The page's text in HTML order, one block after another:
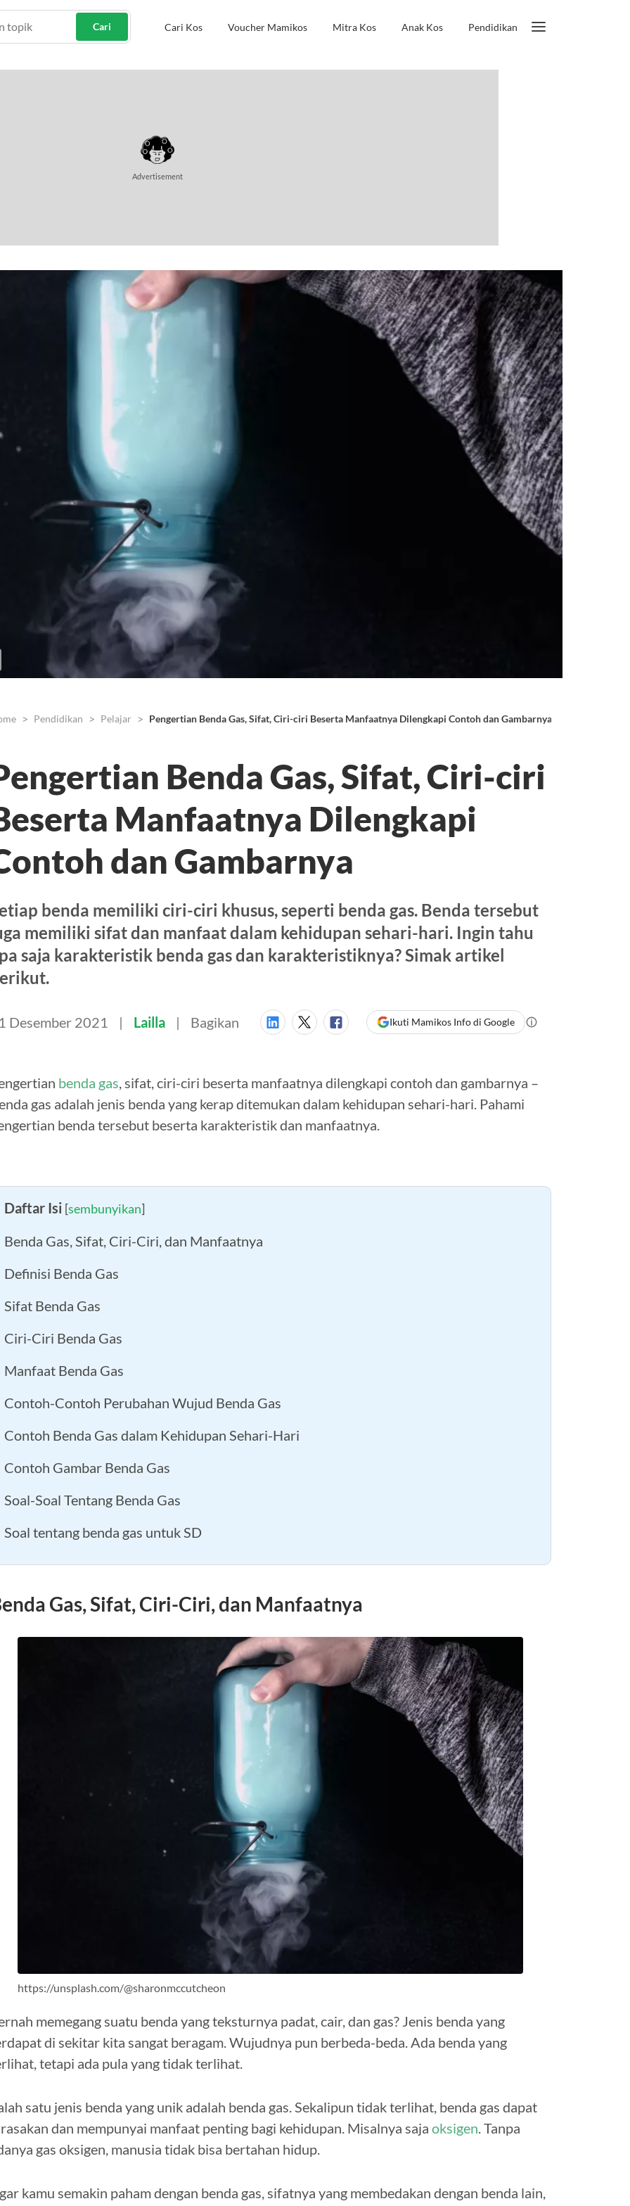
Cari Cari Kos Voucher Mamikos Mitra Kos Anak Kos Pendidikan
Advertisement
Pendidikan Pelajar Pengertian Benda Gas, Sifat, Ciri-ciri Beserta Manfaatnya Dilengkapi Contoh dan Gambarnya
Benda Gas, Sifat, Ciri-ciri
Manfaatnya Dilengkapi
dan Gambarnya
benda memiliki ciri-ciri khusus, seperti benda gas. Benda tersebut
memiliki sifat dan manfaat dalam kehidupan sehari-hari. Ingin tahu
saja karakteristik benda gas dan karakteristiknya? Simak artikel
Desember 2021 Lailla Bagikan Ikuti Mamikos Info di Google
benda gas , sifat, ciri-ciri beserta manfaatnya dilengkapi contoh dan gambarnya –
gas adalah jenis benda yang kerap ditemukan dalam kehidupan sehari-hari. Pahami
benda tersebut beserta karakteristik dan manfaatnya.
Daftar Isi [sembunyikan]
Benda Gas, Sifat, Ciri-Ciri, dan Manfaatnya
Definisi Benda Gas
Sifat Benda Gas
Ciri-Ciri Benda Gas
Manfaat Benda Gas
Contoh-Contoh Perubahan Wujud Benda Gas
Contoh Benda Gas dalam Kehidupan Sehari-Hari
Contoh Gambar Benda Gas
Soal-Soal Tentang Benda Gas
Soal tentang benda gas untuk SD
Gas, Sifat, Ciri-Ciri, dan Manfaatnya
https://unsplash.com/@sharonmccutcheon
memegang suatu benda yang teksturnya padat, cair, dan gas? Jenis benda yang
di sekitar kita sangat beragam. Wujudnya pun berbeda-beda. Ada benda yang
tetapi ada pula yang tidak terlihat.
satu jenis benda yang unik adalah benda gas. Sekalipun tidak terlihat, benda gas dapat
dan mempunyai manfaat penting bagi kehidupan. Misalnya saja oksigen. Tanpa
gas oksigen, manusia tidak bisa bertahan hidup.
kamu semakin paham dengan benda gas, sifatnya yang membedakan dengan benda lain,